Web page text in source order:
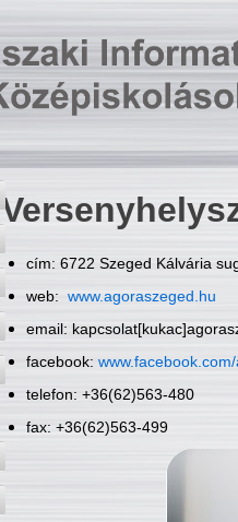
cím: 6722 Szeged Kálvária
web: www.agoraszeged.hu
email:
facebook:
telefon: +36(62)563-480
fax: +36(62)563-499